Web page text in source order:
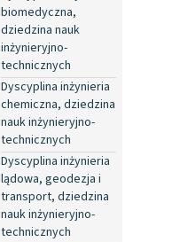
biomedyczna,
dziedzina nauk
inżynieryjno-
technicznych
Dyscyplina inżynieria
chemiczna, dziedzina
nauk inżynieryjno-
technicznych
Dyscyplina inżynieria
lądowa, geodezja i
transport, dziedzina
nauk inżynieryjno-
technicznych